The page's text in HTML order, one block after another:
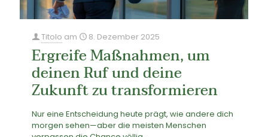
Titolo am 8. Dezember 2025
Ergreife Maßnahmen, um
deinen Ruf und deine
Zukunft zu transformieren
Nur eine Entscheidung heute prägt, wie andere dich
morgen sehen—aber die meisten Menschen